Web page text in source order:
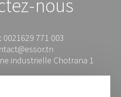
nous
771 003
industrielle Chotrana 1